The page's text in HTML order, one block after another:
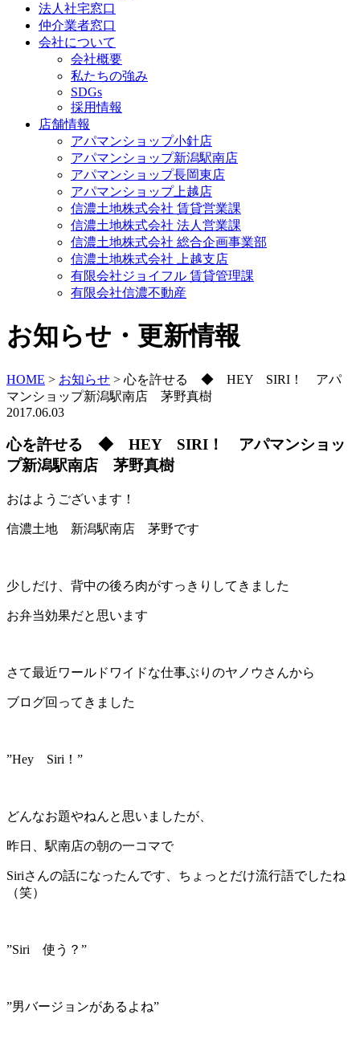
法人社宅窓口
仲介業者窓口
会社について
会社概要
私たちの強み
SDGs
採用情報
店舗情報
アパマンショップ小針店
アパマンショップ新潟駅南店
アパマンショップ長岡東店
アパマンショップ上越店
信濃土地株式会社 賃貸営業課
信濃土地株式会社 法人営業課
信濃土地株式会社 総合企画事業部
信濃土地株式会社 上越支店
有限会社ジョイフル 賃貸管理課
有限会社信濃不動産
お知らせ・更新情報
HOME > お知らせ > 心を許せる ◆ HEY SIRI！ アパ
マンショップ新潟駅南店 茅野真樹
2017.06.03
心を許せる ◆ HEY SIRI！ アパマンショッ
プ新潟駅南店 茅野真樹
おはようございます！
信濃土地 新潟駅南店 茅野です
少しだけ、背中の後ろ肉がすっきりしてきました
お弁当効果だと思います
さて最近ワールドワイドな仕事ぶりのヤノウさんから
ブログ回ってきました
”Hey Siri！”
どんなお題やねんと思いましたが、
昨日、駅南店の朝の一コマで
Siriさんの話になったんです、ちょっとだけ流行語でしたね
（笑）
”Siri 使う？”
”男バージョンがあるよね”